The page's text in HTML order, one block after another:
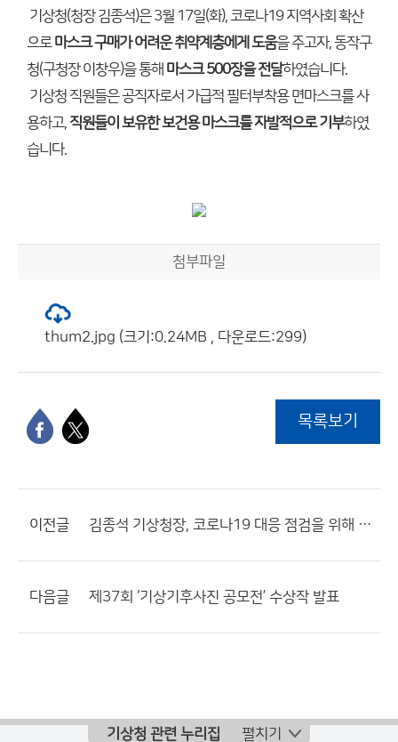
기상청(청장 김종석)은 3월 17일(화), 코로나19 지역사회 확산
으로마스크 구매가 어려운 취약계층에게 도움을 주고자, 동작구
청(구청장 이창우)을 통해 마스크 500장을 전달하였습니다.
기상청 직원들은 공직자로서 가급적 필터부착용 면마스크를 사
용하고, 직원들이 보유한 보건용 마스크를 자발적으로 기부하였
습니다.
첨부파일
thum2.jpg (크기:0.24MB , 다운로드:299)
목록보기
이전글 김종석 기상청장, 코로나19 대응 점검을 위해 항공기상청 현장 방문
다음글 제37회 ‘기상기후사진 공모전’ 수상작 발표
기상청 관련 누리집 펼치기